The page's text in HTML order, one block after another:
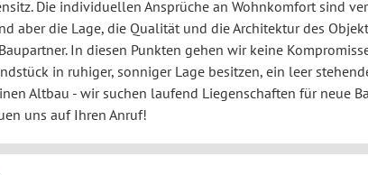
Die individuellen Ansprüche an Wohnkomfort sind
aber die Lage, die Qualität und die Architektur des
In diesen Punkten gehen wir keine
in ruhiger, sonniger Lage besitzen, ein leer
Altbau - wir suchen laufend Liegenschaften für neue
uns auf Ihren Anruf!